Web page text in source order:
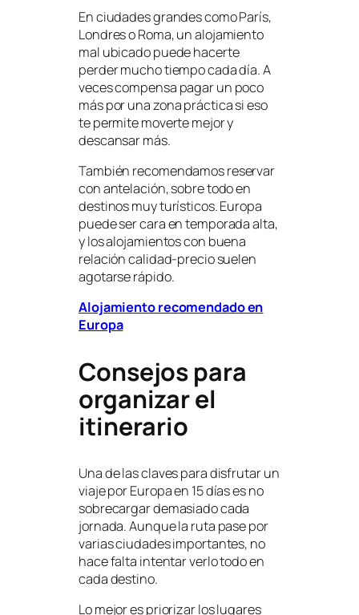
En ciudades grandes como París,
Londres o Roma, un alojamiento
mal ubicado puede hacerte
perder mucho tiempo cada día. A
veces compensa pagar un poco
más por una zona práctica si eso
te permite moverte mejor y
descansar más.
También recomendamos reservar
con antelación, sobre todo en
destinos muy turísticos. Europa
puede ser cara en temporada alta,
y los alojamientos con buena
relación calidad-precio suelen
agotarse rápido.
Alojamiento recomendado en
Europa
Consejos para
organizar el
itinerario
Una de las claves para disfrutar un
viaje por Europa en 15 días es no
sobrecargar demasiado cada
jornada. Aunque la ruta pase por
varias ciudades importantes, no
hace falta intentar verlo todo en
cada destino.
Lo mejor es priorizar los lugares